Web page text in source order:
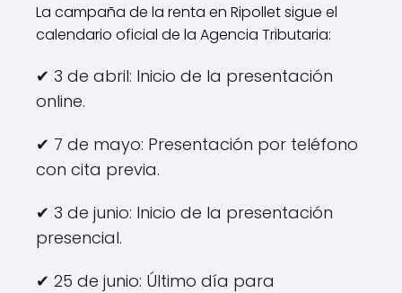
La campaña de la renta en Ripollet sigue el
calendario oficial de la Agencia Tributaria:
✔ 3 de abril: Inicio de la presentación
online.
✔ 7 de mayo: Presentación por teléfono
con cita previa.
✔ 3 de junio: Inicio de la presentación
presencial.
✔ 25 de junio: Último día para